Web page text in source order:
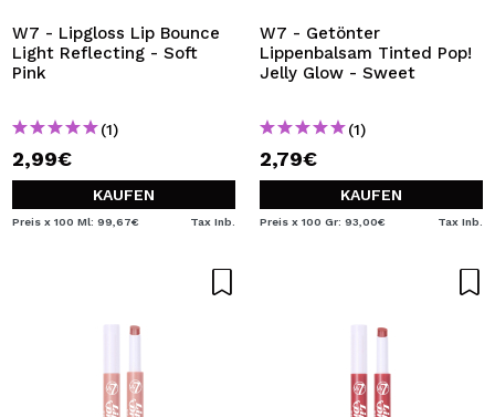
W7 - Lipgloss Lip Bounce
Light Reflecting - Soft
Pink
(1)
2,99€
KAUFEN
Preis x 100 Ml: 99,67€ Tax Inb.
W7 - Getönter
Lippenbalsam Tinted Pop!
Jelly Glow - Sweet
(1)
2,79€
KAUFEN
Preis x 100 Gr: 93,00€ Tax Inb.